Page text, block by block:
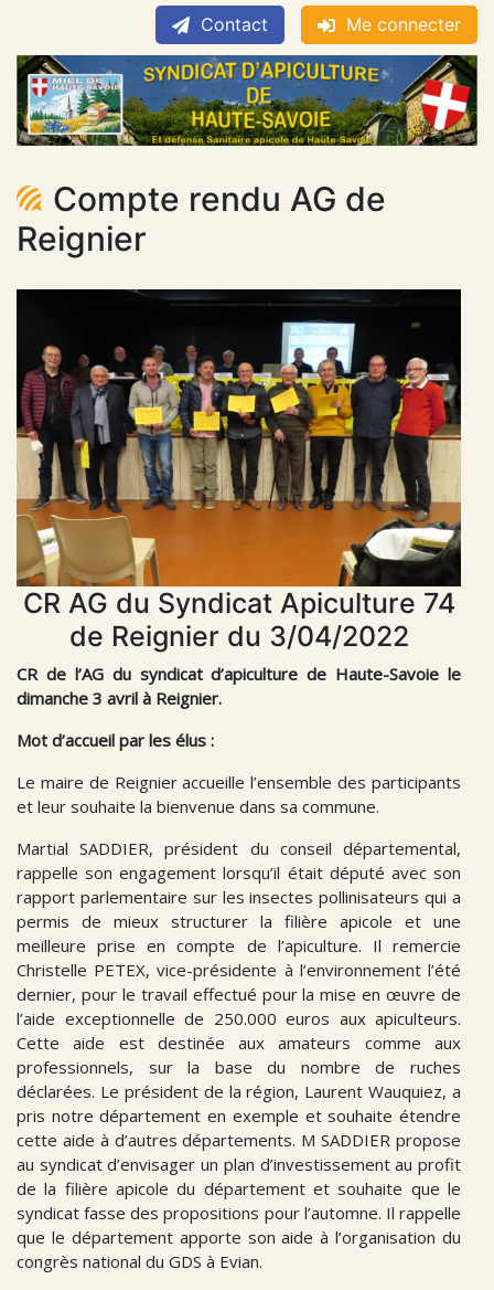
Contact Me connecter
Compte rendu AG de
Reignier
CR AG du Syndicat Apiculture 74
de Reignier du 3/04/2022
CR de l’AG du syndicat d’apiculture de Haute-Savoie le
dimanche 3 avril à Reignier.
Mot d’accueil par les élus :
Le maire de Reignier accueille l’ensemble des participants
et leur souhaite la bienvenue dans sa commune.
Martial SADDIER, président du conseil départemental,
rappelle son engagement lorsqu’il était député avec son
rapport parlementaire sur les insectes pollinisateurs qui a
permis de mieux structurer la filière apicole et une
meilleure prise en compte de l’apiculture. Il remercie
Christelle PETEX, vice-présidente à l’environnement l’été
dernier, pour le travail effectué pour la mise en œuvre de
l’aide exceptionnelle de 250.000 euros aux apiculteurs.
Cette aide est destinée aux amateurs comme aux
professionnels, sur la base du nombre de ruches
déclarées. Le président de la région, Laurent Wauquiez, a
pris notre département en exemple et souhaite étendre
cette aide à d’autres départements. M SADDIER propose
au syndicat d’envisager un plan d’investissement au profit
de la filière apicole du département et souhaite que le
syndicat fasse des propositions pour l’automne. Il rappelle
que le département apporte son aide à l’organisation du
congrès national du GDS à Evian.